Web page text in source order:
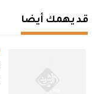
قد يهمك أيضا